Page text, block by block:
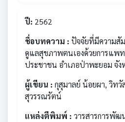
ปี: 2562
ชื่อบทความ : ปัจจัยที่มีความสั
ดูแลสุขภาพตนเองด้วยการแพ
ประชาชน อำเภอป่าพะยอม จั
ผู้เขียน : กุสุมาลย์ น้อยผา, วิท
สุวรรณรัตน์
แหล่งตีพิมพ์ : วารสารการพั